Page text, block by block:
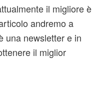
il migliore è
andremo a
una newsletter e in
il miglior